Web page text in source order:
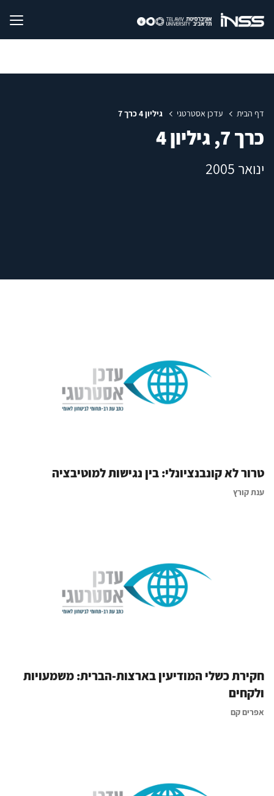
דף הבית עדכן אסטרטגי גיליון 4 כרך 7
כרך 7, גיליון 4
ינואר 2005
טרור לא קונבנציונלי: בין נגישות למוטיבציה
ענת קורץ
חקירת כשלי המודיעין בארצות-הברית: משמעויות
ולקחים
אפרים קם